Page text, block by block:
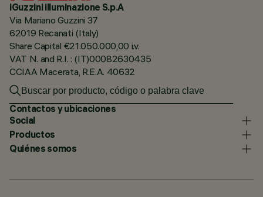
iGuzzini illuminazione S.p.A
Via Mariano Guzzini 37
62019 Recanati (Italy)
Share Capital €21.050.000,00 i.v.
VAT N. and R.I. : (IT)00082630435
CCIAA Macerata, R.E.A. 40632
Contactos y ubicaciones
Social
Productos
Quiénes somos